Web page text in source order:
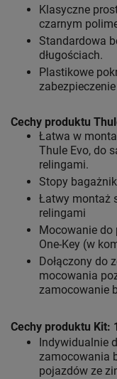
Klasyczne
czarnym
Standardowa
długościach.
Plastikowe
Cechy produktu
Łatwa w
Thule Evo, do
relingami.
Stopy
Łatwy montaż
relingami
Mocowanie
One-Key (w
Dołączony do
mocowania
zamocowanie
Cechy produktu Kit:
Indywidualnie
zamocowania
pojazdów ze